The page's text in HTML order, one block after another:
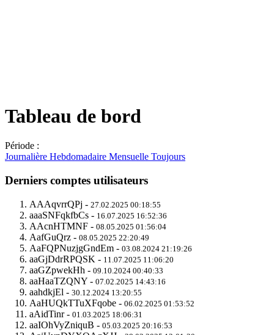
Tableau de bord
Période :
Journalière Hebdomadaire Mensuelle Toujours
Derniers comptes utilisateurs
AAAqvrrQPj - 27.02.2025 00:18:55
aaaSNFqkfbCs - 16.07.2025 16:52:36
AAcnHTMNF - 08.05.2025 01:56:04
AafGuQrz - 08.05.2025 22:20:49
AaFQPNuzjgGndEm - 03.08.2024 21:19:26
aaGjDdrRPQSK - 11.07.2025 11:06:20
aaGZpwekHh - 09.10.2024 00:40:33
aaHaaTZQNY - 07.02.2025 14:43:16
aahdkjEl - 30.12.2024 13:20:55
AaHUQkTTuXFqobe - 06.02.2025 01:53:52
aAidTinr - 01.03.2025 18:06:31
aaIOhVyZniquB - 05.03.2025 20:16:53